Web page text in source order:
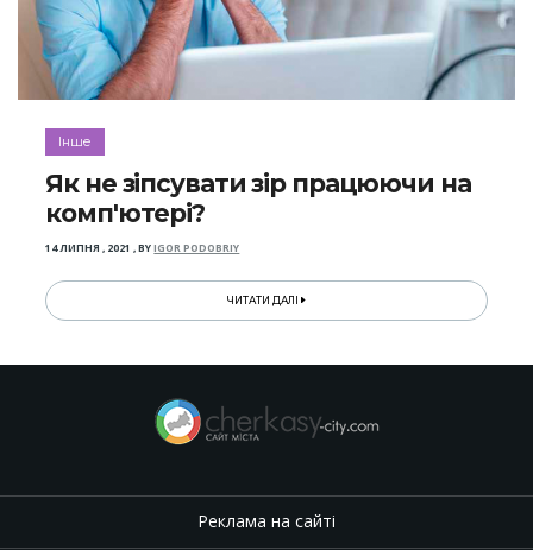
Інше
Як не зіпсувати зір працюючи на
комп'ютері?
14 ЛИПНЯ , 2021 ,BYIGOR PODOBRIY
ЧИТАТИ ДАЛІ
Реклама на сайті